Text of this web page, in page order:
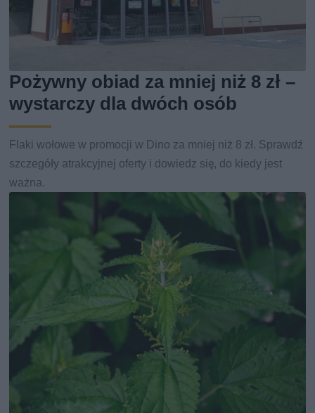
Pożywny obiad za mniej niż 8 zł –
wystarczy dla dwóch osób
Flaki wołowe w promocji w Dino za mniej niż 8 zł. Sprawdź
szczegóły atrakcyjnej oferty i dowiedz się, do kiedy jest
ważna.